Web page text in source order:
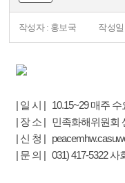
작성자 : 홍보국 작성일
| 일 시 | 10.15~29 매주 수
| 장 소 | 민족화해위원회
| 신 청 |
| 문 의 | 031) 417-5322